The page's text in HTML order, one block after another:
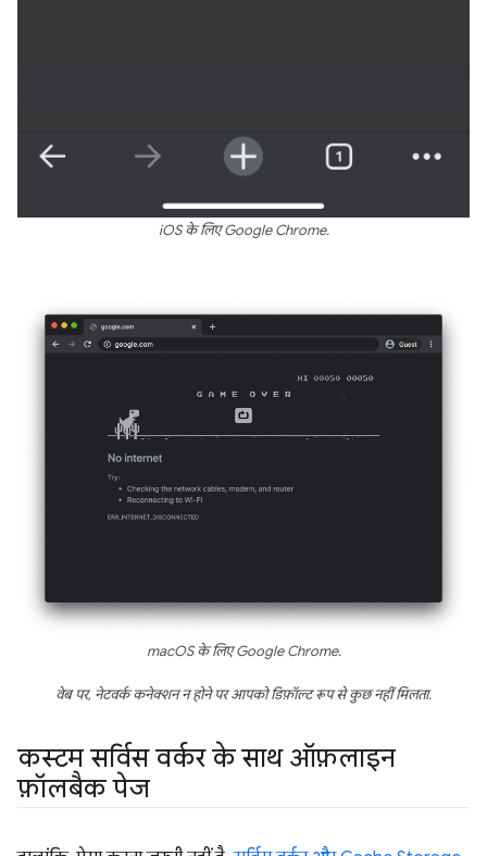
iOS के लिए Google Chrome.
macOS के लिए Google Chrome.
वेब पर, नेटवर्क कनेक्शन न होने पर आपको डिफ़ॉल्ट रूप से कुछ नहीं मिलता.
कस्टम सर्विस वर्कर के साथ ऑफ़लाइन
फ़ॉलबैक पेज